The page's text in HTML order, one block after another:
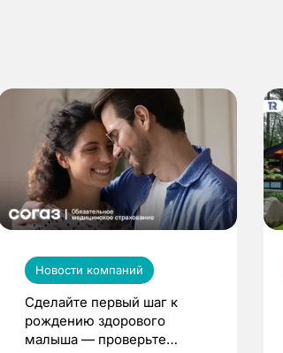
Новости компаний
Сделайте первый шаг к
рождению здорового
малыша — проверьте